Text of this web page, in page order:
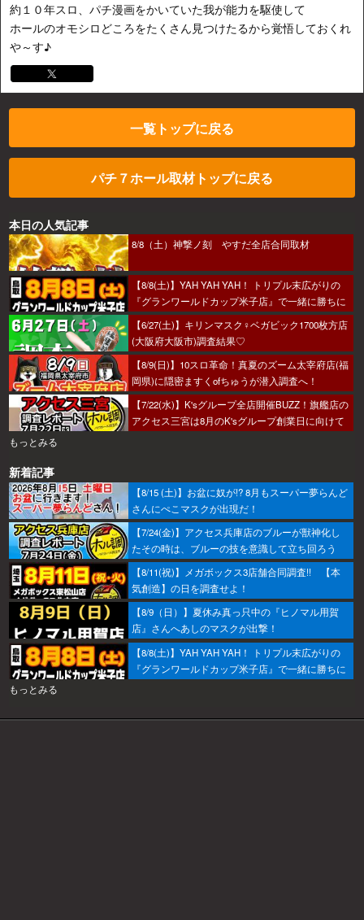
約１０年スロ、パチ漫画をかいていた我が能力を駆使して
ホールのオモシロどころをたくさん見つけたるから覚悟しておくれ
や～す♪
一覧トップに戻る
パチ７ホール取材トップに戻る
本日の人気記事
8/8（土）神撃ノ刻 やすだ全店合同取材
【8/8(土)】YAH YAH YAH！ トリプル末広がりの
『グランワールドカップ米子店』で一緒に勝ちに
行こうか～！
【6/27(土)】キリンマスク♀ベガビック1700枚方店
(大阪府大阪市)調査結果♡
【8/9(日)】10スロ革命！真夏のズーム太宰府店(福
岡県)に隠密ますくofちゅうが潜入調査へ！
【7/22(水)】K'sグループ全店開催BUZZ！旗艦店の
アクセス三宮は8月のK'sグループ創業日に向けて
もっとみる
新着記事
【8/15 (土)】お盆に奴が!? 8月もスーパー夢らんど
さんにぺこマスクが出現だ！
【7/24(金)】アクセス兵庫店のブルーが獣神化し
たその時は、ブルーの技を意識して立ち回ろう
ぞ！
【8/11(祝)】メガボックス3店舗合同調査!! 【本
気創造】の日を調査せよ！
【8/9（日）】夏休み真っ只中の『ヒノマル用賀
店』さんへあしのマスクが出撃！
【8/8(土)】YAH YAH YAH！ トリプル末広がりの
『グランワールドカップ米子店』で一緒に勝ちに
もっとみる